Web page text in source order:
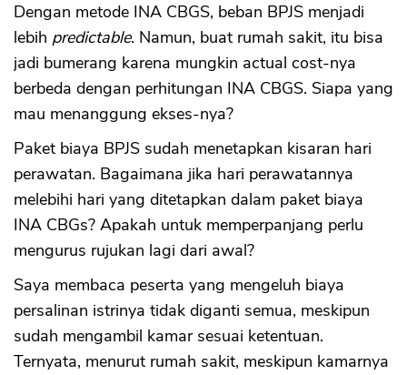
Dengan metode INA CBGS, beban BPJS menjadi
lebih predictable. Namun, buat rumah sakit, itu bisa
jadi bumerang karena mungkin actual cost-nya
berbeda dengan perhitungan INA CBGS. Siapa yang
mau menanggung ekses-nya?
Paket biaya BPJS sudah menetapkan kisaran hari
perawatan. Bagaimana jika hari perawatannya
melebihi hari yang ditetapkan dalam paket biaya
INA CBGs? Apakah untuk memperpanjang perlu
mengurus rujukan lagi dari awal?
Saya membaca peserta yang mengeluh biaya
persalinan istrinya tidak diganti semua, meskipun
sudah mengambil kamar sesuai ketentuan.
Ternyata, menurut rumah sakit, meskipun kamarnya